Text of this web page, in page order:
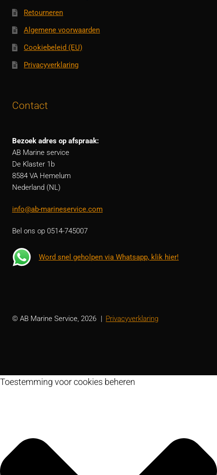
Retourneren
Algemene voorwaarden
Cookiebeleid (EU)
Privacyverklaring
Contact
Bezoek adres op afspraak:
AB Marine service
De Klaster 1b
8584 VA Hemelum
Nederland (NL)
info@ab-marineservice.com
Bel ons op 0514-745007
Word snel geholpen via Whatsapp, klik hier!
© AB Marine Service, 2026 Privacyverklaring
Toestemming voor cookies beheren